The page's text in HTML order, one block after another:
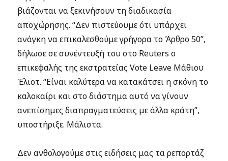
βιάζονται να ξεκινήσουν τη διαδικασία
αποχώρησης. “Δεν πιστεύουμε ότι υπάρχει
ανάγκη να επικαλεσθούμε γρήγορα το Άρθρο 50”,
δήλωσε σε συνέντευξή του στο Reuters ο
επικεφαλής της εκστρατείας Vote Leave Μάθιου
Έλιοτ. “Είναι καλύτερα να κατακάτσει η σκόνη το
καλοκαίρι και στο διάστημα αυτό να γίνουν
ανεπίσημες διαπραγματεύσεις με άλλα κράτη”,
υποστήριξε. Μάλιστα.
Δεν ανθολογούμε στις ειδήσεις μας τα ρεπορτάζ